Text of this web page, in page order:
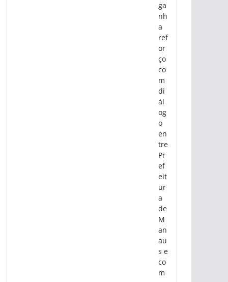
ga
nh
a
ref
or
ço
co
m
di
ál
og
o
en
tre
Pr
ef
eit
ur
a
de
M
an
au
s e
co
m